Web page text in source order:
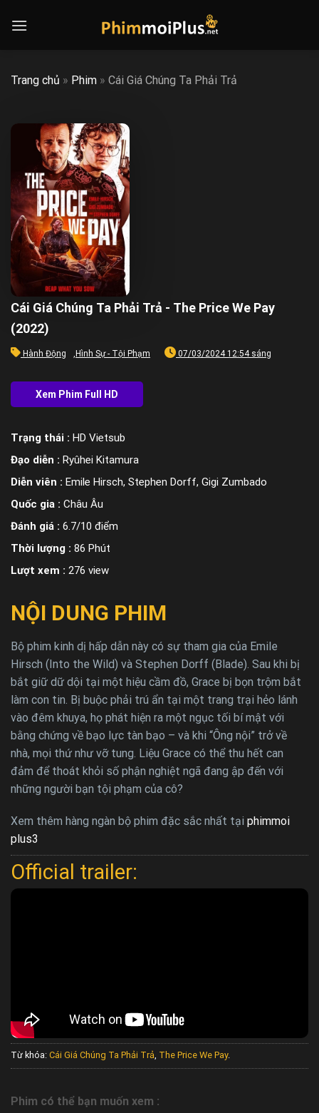
Trang chủ » Phim » Cái Giá Chúng Ta Phải Trả
Cái Giá Chúng Ta Phải Trả - The Price We Pay
(2022)
Hành Động Hình Sự - Tội Phạm 07/03/2024 12:54 sáng
Trạng thái : HD Vietsub
Đạo diễn : Ryûhei Kitamura
Diễn viên : Emile Hirsch, Stephen Dorff, Gigi Zumbado
Quốc gia : Châu Âu
Đánh giá : 6.7/10 điểm
Thời lượng : 86 Phút
Lượt xem : 276 view
NỘI DUNG PHIM
Bộ phim kinh dị hấp dẫn này có sự tham gia của Emile
Hirsch (Into the Wild) và Stephen Dorff (Blade). Sau khi bị
bắt giữ dữ dội tại một hiệu cầm đồ, Grace bị bọn trộm bắt
làm con tin. Bị buộc phải trú ẩn tại một trang trại hẻo lánh
vào đêm khuya, họ phát hiện ra một ngục tối bí mật với
bằng chứng về bạo lực tàn bạo – và khi “Ông nội” trở về
nhà, mọi thứ như vỡ tung. Liệu Grace có thể thu hết can
đảm để thoát khỏi số phận nghiệt ngã đang ập đến với
những người bạn tội phạm của cô?
Xem thêm hàng ngàn bộ phim đặc sắc nhất tại phimmoi
plus3
Official trailer:
Từ khóa: Cái Giá Chúng Ta Phải Trả, The Price We Pay.
Phim có thể bạn muốn xem :